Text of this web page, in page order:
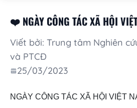
❤️ NGÀY CÔNG TÁC XÃ HỘI
Viết bởi: Trung tâm Nghiên
và PTCĐ
25/03/2023
NGÀY CÔNG TÁC XÃ HỘI VIỆT